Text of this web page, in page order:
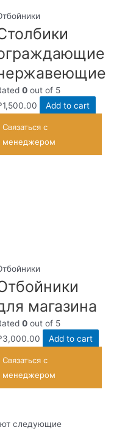
0out of 5
1,500.00 Add to cart
Связаться с
менеджером
магазина
0out of 5
3,000.00 Add to cart
Связаться с
менеджером
следующие